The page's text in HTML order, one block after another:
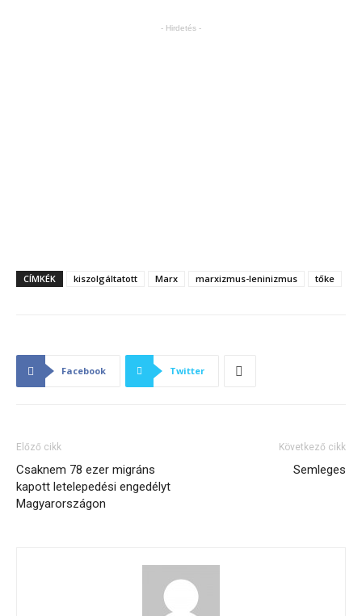
- Hirdetés -
CÍMKÉK kiszolgáltatott Marx marxizmus-leninizmus tőke
Facebook Twitter
Előző cikk
Csaknem 78 ezer migráns
kapott letelepedési engedélyt
Magyarországon
Következő cikk
Semleges